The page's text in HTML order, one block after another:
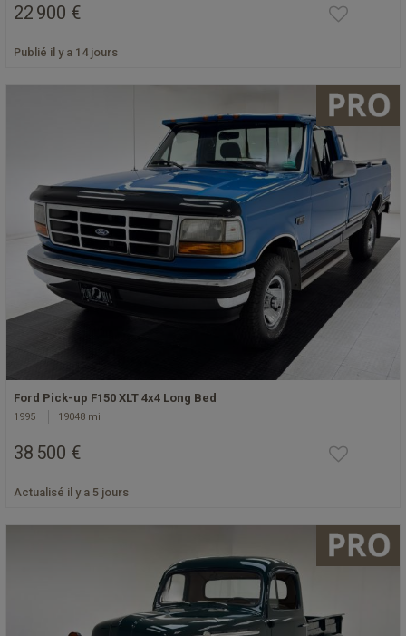
22 900 €
Publié il y a 14 jours
Ford Pick-up F150 XLT 4x4 Long Bed
1995 19048 mi
38 500 €
Actualisé il y a 5 jours